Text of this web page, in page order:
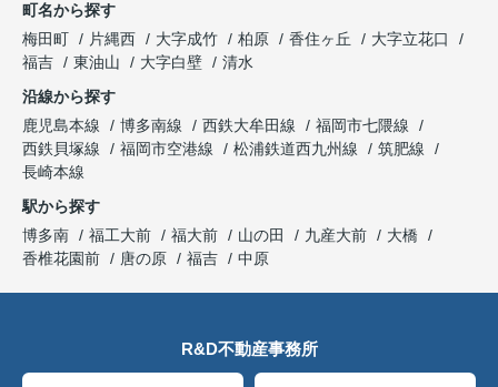
町名から探す
梅田町
片縄西 大字成竹 柏原 香住ヶ丘
大字立花口
福吉
東油山 大字白壁
清水
沿線から探す
鹿児島本線
博多南線 西鉄大牟田線
福岡市七隈線
西鉄貝塚線
福岡市空港線 松浦鉄道西九州線
筑肥線
長崎本線
駅から探す
博多南
福工大前 福大前 山の田 九産大前
大橋
香椎花園前
唐の原 福吉 中原
R&D不動産事務所